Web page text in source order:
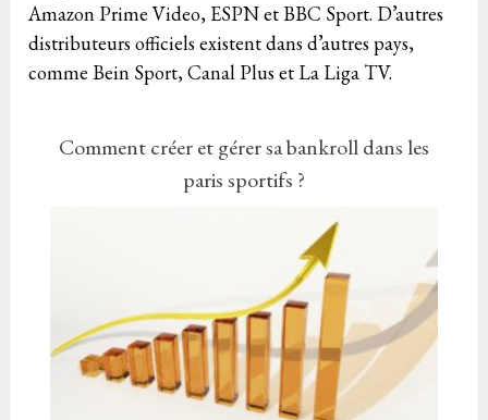
Amazon Prime Video, ESPN et BBC Sport. D’autres
distributeurs officiels existent dans d’autres pays,
comme Bein Sport, Canal Plus et La Liga TV.
Comment créer et gérer sa bankroll dans les
paris sportifs ?